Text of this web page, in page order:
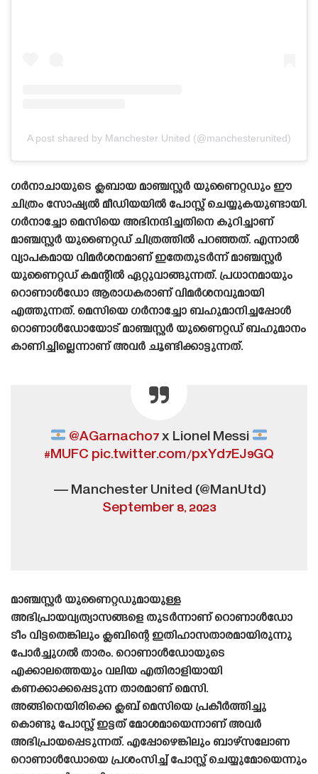
A post shared by Manchester United (@manchesterunited)
ഗർനാചായുടെ ക്ലബായ മാഞ്ചസ്റ്റർ യുണൈറ്റഡും ഈ
ചിത്രം സോഷ്യൽ മീഡിയയിൽ പോസ്റ്റ് ചെയ്യുകയുണ്ടായി.
ഗർനാച്ചോ മെസിയെ അഭിനന്ദിച്ചതിനെ കുറിച്ചാണ്
മാഞ്ചസ്റ്റർ യുണൈറ്റഡ് ചിത്രത്തിൽ പറഞ്ഞത്. എന്നാൽ
വ്യാപകമായ വിമർശനമാണ് ഇതേതുടർന്ന് മാഞ്ചസ്റ്റർ
യുണൈറ്റഡ് കമന്റിൽ ഏറ്റുവാങ്ങുന്നത്. പ്രധാനമായും
റൊണാൾഡോ ആരാധകരാണ് വിമർശനവുമായി
എത്തുന്നത്. മെസിയെ ഗർനാച്ചോ ബഹുമാനിച്ചപ്പോൾ
റൊണാൾഡോയോട് മാഞ്ചസ്റ്റർ യുണൈറ്റഡ് ബഹുമാനം
കാണിച്ചില്ലെന്നാണ് അവർ ചൂണ്ടിക്കാട്ടുന്നത്.
@AGarnacho7x Lionel Messi
#MUFC pic.twitter.com/pxYd7EJ9GQ
— Manchester United (@ManUtd)
September 8, 2023
മാഞ്ചസ്റ്റർ യുണൈറ്റഡുമായുള്ള
അഭിപ്രായവ്യത്യാസങ്ങളെ തുടർന്നാണ് റൊണാൾഡോ
ടീം വിട്ടതെങ്കിലും ക്ലബിന്റെ ഇതിഹാസതാരമായിരുന്നു
പോർച്ചുഗൽ താരം. റൊണാൾഡോയുടെ
എക്കാലത്തെയും വലിയ എതിരാളിയായി
കണക്കാക്കപ്പെടുന്ന താരമാണ് മെസി.
അങ്ങിനെയിരിക്കെ ക്ലബ് മെസിയെ പ്രകീർത്തിച്ചു
കൊണ്ടു പോസ്റ്റ് ഇട്ടത് മോശമായെന്നാണ് അവർ
അഭിപ്രായപ്പെടുന്നത്. എപ്പോഴെങ്കിലും ബാഴ്‌സലോണ
റൊണാൾഡോയെ പ്രശംസിച്ച് പോസ്റ്റ് ചെയ്യുമോയെന്നും